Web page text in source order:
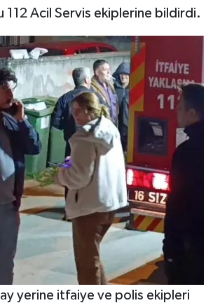
112 Acil Servis ekiplerine bildirdi.
yerine itfaiye ve polis ekipleri